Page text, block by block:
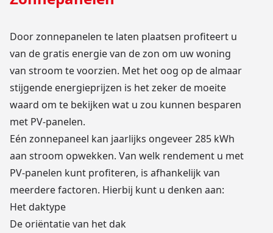
Door zonnepanelen te laten plaatsen profiteert u
van de gratis energie van de zon om uw woning
van stroom te voorzien. Met het oog op de almaar
stijgende energieprijzen is het zeker de moeite
waard om te bekijken wat u zou kunnen besparen
met PV-panelen.
Eén zonnepaneel kan jaarlijks ongeveer 285 kWh
aan stroom opwekken. Van welk rendement u met
PV-panelen kunt profiteren, is afhankelijk van
meerdere factoren. Hierbij kunt u denken aan:
Het daktype
De oriëntatie van het dak